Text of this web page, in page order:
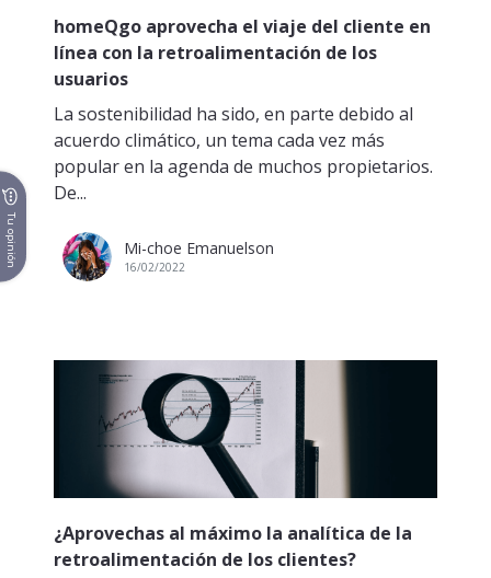
homeQgo aprovecha el viaje del cliente en
línea con la retroalimentación de los
usuarios
La sostenibilidad ha sido, en parte debido al
acuerdo climático, un tema cada vez más
popular en la agenda de muchos propietarios.
De...
Mi-choe Emanuelson
16/02/2022
¿Aprovechas al máximo la analítica de la
retroalimentación de los clientes?
Tu opinión